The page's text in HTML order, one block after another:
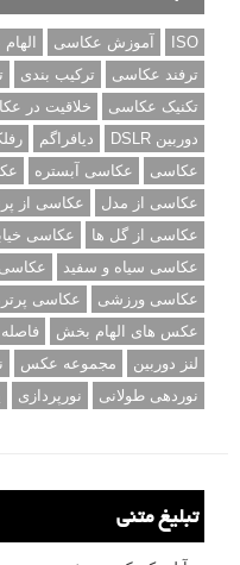
ISO آموزش عکاسی
ترفند عکاسی
ترکیب بندی
تکنیک عکاسی
خلاقیت در
دوربین DSLR
دیافراگم
عکاسی
عکاسی آبستره
عکاسی از مدل
عکاسی از
عکاسی از گل ها
عکاسی
عکاسی سیاه و سفید
عکاسی
عکاسی ورزشی
عکاسی
عکس های الهام بخش
لنز دوربین
مجموعه عکس
نوردهی طولانی
نورپردازی
تبلیغ متنی